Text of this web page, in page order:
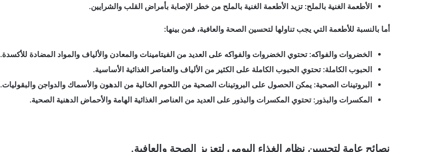
الأطعمة الغنية بالملح: تزيد الأطعمة الغنية بالملح من خطر الإصابة بأمراض القلب والشرايين.
أما بالنسبة للأطعمة التي يجب تناولها لتحسين الصحة والعافية، فمن بينها:
الخضروات والفواكه: تحتوي الخضروات والفواكه على العديد من الفيتامينات والمعادن والألياف والمواد المضادة للأكسدة.
الحبوب الكاملة: تحتوي الحبوب الكاملة على الكثير من الألياف والعناصر الغذائية الأساسية.
البروتينات الصحية: يمكن الحصول على البروتينات الصحية من اللحوم الخالية من الدهون والأسماك والدواجن والبقوليات.
المكسرات والبذور: تحتوي المكسرات والبذور على العديد من العناصر الغذائية الهامة والأحماض الدهنية الصحية.
نصائح عامة لتحسين نظام الغذاء اليومي لتعزيز الصحة والعافية.